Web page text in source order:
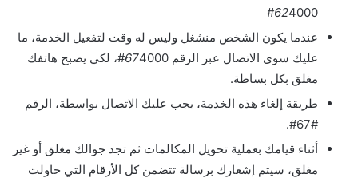
624000#
عندما يكون الشخص منشغل وليس له وقت لتفعيل الخدمة، ما
عليك سوى الاتصال عبر الرقم
674000#، لكي يصبح هاتفك
مغلق بكل بساطة.
طريقة إلغاء هذه الخدمة، يجب عليك الاتصال بواسطة، الرقم
#67#.
أثناء قيامك بعملية تحويل المكالمات ثم تجد جوالك مغلق أو غير
مغلق، سيتم إشعارك برسالة تتضمن كل الأرقام التي حاولت